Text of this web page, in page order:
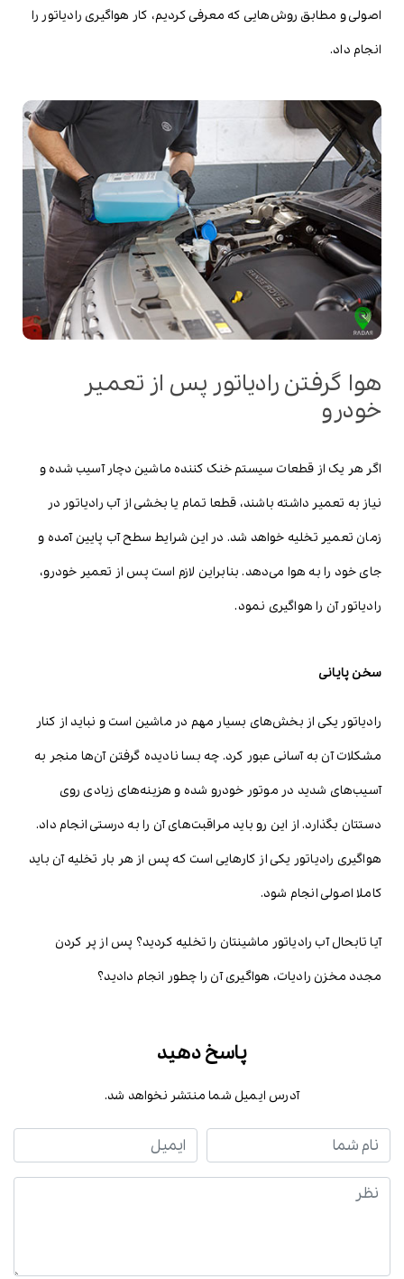
اصولی و مطابق روش‌هایی که معرفی کردیم، کار هواگیری رادیاتور را
انجام داد.
هوا گرفتن رادیاتور پس از تعمیر
خودرو
اگر هر یک از قطعات سیستم خنک کننده ماشین دچار آسیب شده و
نیاز به تعمیر داشته باشند، قطعا تمام یا بخشی از آب رادیاتور در
زمان تعمیر تخلیه خواهد شد. در این شرایط سطح آب پایین آمده و
جای خود را به هوا می‌دهد. بنابراین لازم است پس از تعمیر خودرو،
رادیاتور آن را هواگیری نمود.
سخن پایانی
رادیاتور یکی از بخش‌های بسیار مهم در ماشین است و نباید از کنار
مشکلات آن به آسانی عبور کرد. چه بسا نادیده گرفتن آن‌ها منجر به
آسیب‌های شدید در موتور خودرو شده و هزینه‌های زیادی روی
دستتان بگذارد. از این رو باید مراقبت‌های آن را به درستی انجام داد.
هواگیری رادیاتور یکی از کارهایی است که پس از هر بار تخلیه آن باید
کاملا اصولی انجام شود.
آیا تابحال آب رادیاتور ماشینتان را تخلیه کردید؟ پس از پر کردن
مجدد مخزن رادیات، هواگیری آن را چطور انجام دادید؟
پاسخ دهید
آدرس ایمیل شما منتشر نخواهد شد.
نام شما ایمیل
نظر